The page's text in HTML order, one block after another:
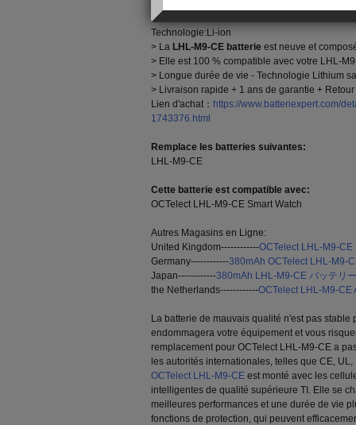
Tension:3.7V
Technologie:Li-ion
> La LHL-M9-CE batterie est neuve et
> Elle est 100 % compatible avec votre LHL-
> Longue durée de vie - Technologie Lithium
> Livraison rapide + 1 ans de garantie +
Lien d'achat： https://www.batteriexpert.com/
1743376.html
Remplace les batteries suivantes:
LHL-M9-CE
Cette batterie est compatible avec:
OCTelect LHL-M9-CE Smart Watch
Autres Magasins en Ligne:
United Kingdom------------OCTelect LHL-M9-
Germany------------380mAh OCTelect LHL-M9-
Japan------------380mAh LHL-M9-CE バッテリー
the Netherlands------------OCTelect LHL-M9-CE
La batterie de mauvais qualité n'est pas
endommagera votre équipement et vous
remplacement pour OCTelect LHL-M9-CE a
les autorités internationales, telles que CE,
OCTelect LHL-M9-CE est monté avec les
intelligentes de qualité supérieure TI. Elle se
meilleures performances et une durée de vie
fonctions de protection, qui peuvent